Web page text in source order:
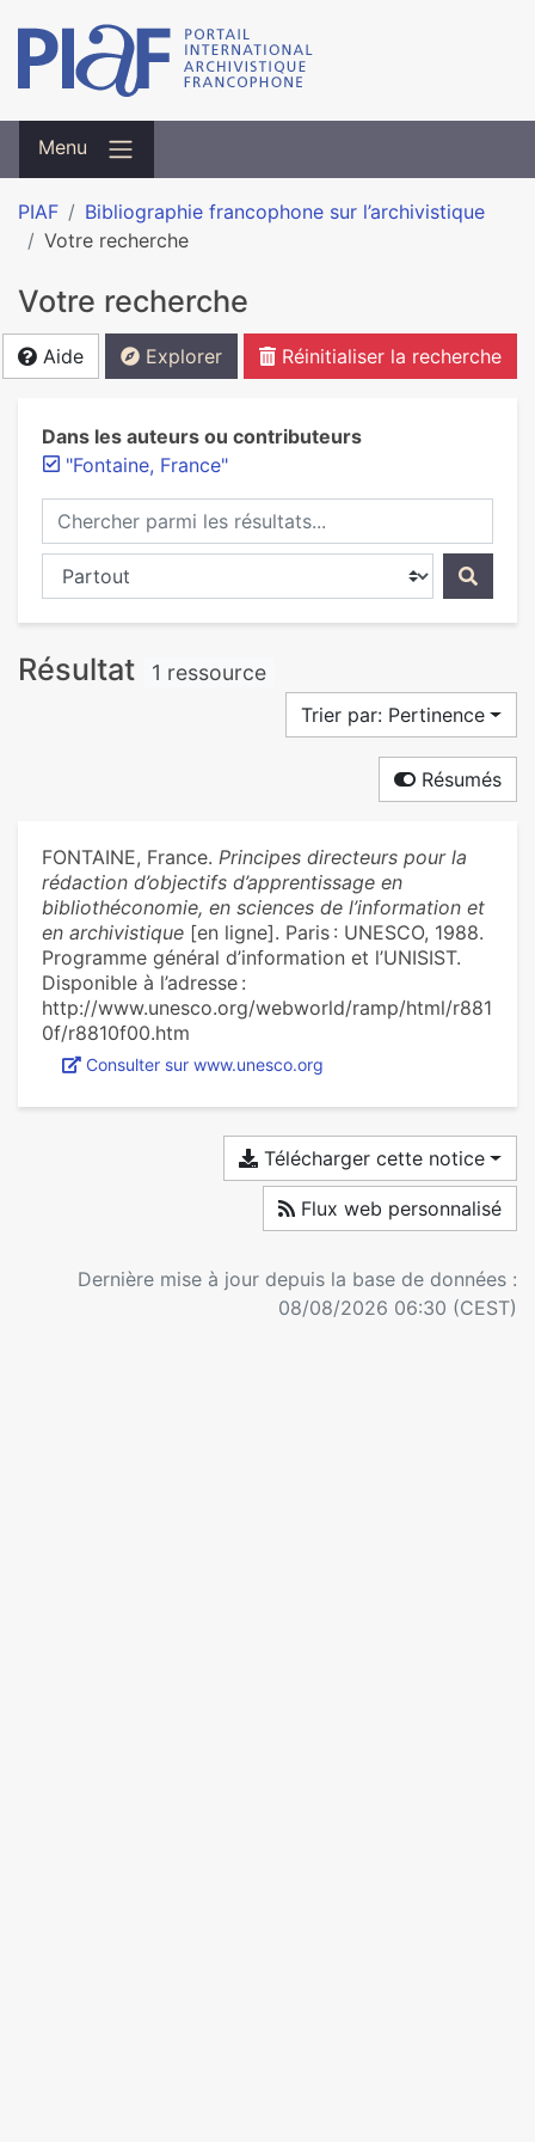
Menu
PIAF
Bibliographie francophone sur l’archivistique
Votre recherche
Votre recherche
Aide Explorer Réinitialiser la recherche
Dans les auteurs ou contributeurs
"Fontaine, France"
Chercher parmi les résultats...
Chercher dans...
Résultat 1 ressource
Trier par: Pertinence
Résumés
FONTAINE, France. Principes directeurs pour la
rédaction d’objectifs d’apprentissage en
bibliothéconomie, en sciences de l’information et
en archivistique [en ligne]. Paris : UNESCO, 1988.
Programme général d’information et l’UNISIST.
Disponible à l’adresse :
http://www.unesco.org/webworld/ramp/html/r881
0f/r8810f00.htm
Consulter sur www.unesco.org
Télécharger cette notice
Flux web personnalisé
Dernière mise à jour depuis la base de données :
08/08/2026 06:30 (CEST)